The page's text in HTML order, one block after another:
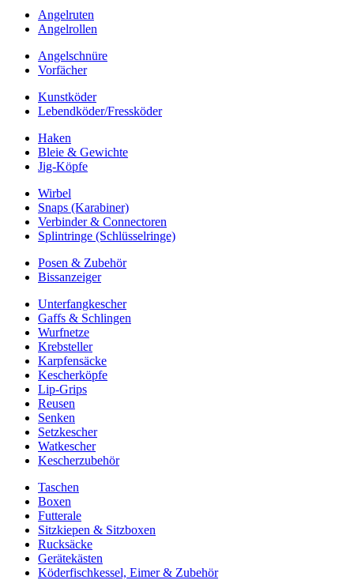
Angelruten
Angelrollen
Angelschnüre
Vorfächer
Kunstköder
Lebendköder/Fressköder
Haken
Bleie & Gewichte
Jig-Köpfe
Wirbel
Snaps (Karabiner)
Verbinder & Connectoren
Splintringe (Schlüsselringe)
Posen & Zubehör
Bissanzeiger
Unterfangkescher
Gaffs & Schlingen
Wurfnetze
Krebsteller
Karpfensäcke
Kescherköpfe
Lip-Grips
Reusen
Senken
Setzkescher
Watkescher
Kescherzubehör
Taschen
Boxen
Futterale
Sitzkiepen & Sitzboxen
Rucksäcke
Gerätekästen
Köderfischkessel, Eimer & Zubehör